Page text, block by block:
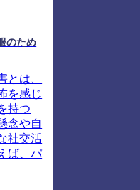
のため
とは、
を感じ
持つ
念や自
社交活
ば、パ